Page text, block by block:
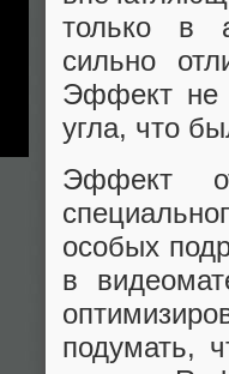
только в
сильно
Эффект не
угла, что
Эффект
особых
в
подумать,